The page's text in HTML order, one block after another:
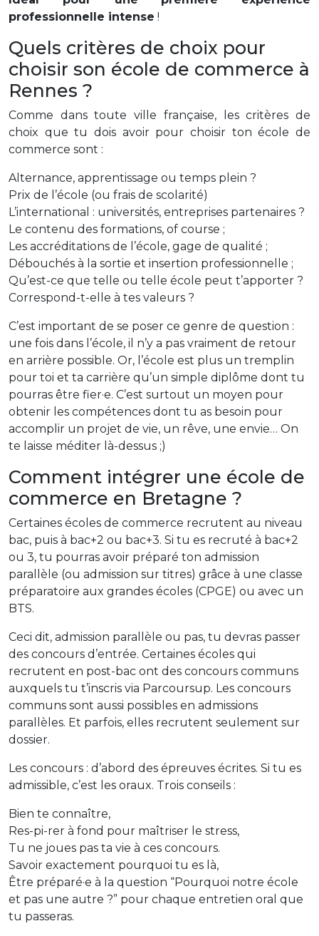
professionnelle intense !
Quels critères de choix pour
choisir son école de commerce à
Rennes ?
Comme dans toute ville française, les critères de
choix que tu dois avoir pour choisir ton école de
commerce sont :
Alternance, apprentissage ou temps plein ?
Prix de l’école (ou frais de scolarité)
L’international : universités, entreprises partenaires ?
Le contenu des formations, of course ;
Les accréditations de l’école, gage de qualité ;
Débouchés à la sortie et insertion professionnelle ;
Qu’est-ce que telle ou telle école peut t’apporter ?
Correspond-t-elle à tes valeurs ?
C’est important de se poser ce genre de question :
une fois dans l’école, il n’y a pas vraiment de retour
en arrière possible. Or, l’école est plus un tremplin
pour toi et ta carrière qu’un simple diplôme dont tu
pourras être fier·e. C’est surtout un moyen pour
obtenir les compétences dont tu as besoin pour
accomplir un projet de vie, un rêve, une envie… On
te laisse méditer là-dessus ;)
Comment intégrer une école de
commerce en Bretagne ?
Certaines écoles de commerce recrutent au niveau
bac, puis à bac+2 ou bac+3. Si tu es recruté à bac+2
ou 3, tu pourras avoir préparé ton admission
parallèle (ou admission sur titres) grâce à une classe
préparatoire aux grandes écoles (CPGE) ou avec un
BTS.
Ceci dit, admission parallèle ou pas, tu devras passer
des concours d’entrée. Certaines écoles qui
recrutent en post-bac ont des concours communs
auxquels tu t’inscris via Parcoursup. Les concours
communs sont aussi possibles en admissions
parallèles. Et parfois, elles recrutent seulement sur
dossier.
Les concours : d’abord des épreuves écrites. Si tu es
admissible, c’est les oraux. Trois conseils :
Bien te connaître,
Res-pi-rer à fond pour maîtriser le stress,
Tu ne joues pas ta vie à ces concours.
Savoir exactement pourquoi tu es là,
Être préparé·e à la question “Pourquoi notre école
et pas une autre ?” pour chaque entretien oral que
tu passeras.